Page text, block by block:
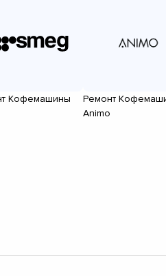
Кофемашины
Ремонт
Animo